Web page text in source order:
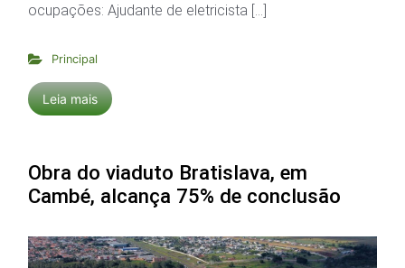
ocupações: Ajudante de eletricista […]
Principal
Leia mais
Obra do viaduto Bratislava, em
Cambé, alcança 75% de conclusão